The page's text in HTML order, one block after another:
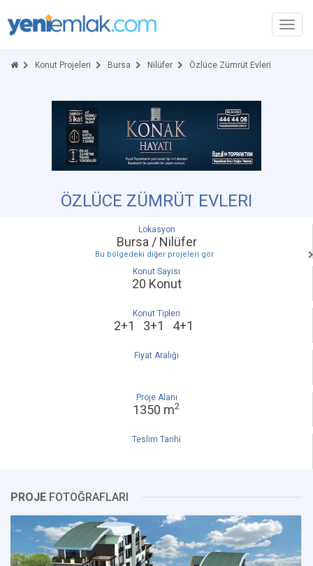
Konut Projeleri Bursa Nilüfer Özlüce Zümrüt Evleri
ÖZLÜCE ZÜMRÜT EVLERI
Lokasyon
Bursa / Nilüfer
Bu bölgedeki diğer projeleri gör
Konut Sayısı
20 Konut
Konut Tipleri
2+1 3+1 4+1
Fiyat Aralığı
Proje Alanı
1350 m2
Teslim Tarihi
PROJE FOTOĞRAFLARI